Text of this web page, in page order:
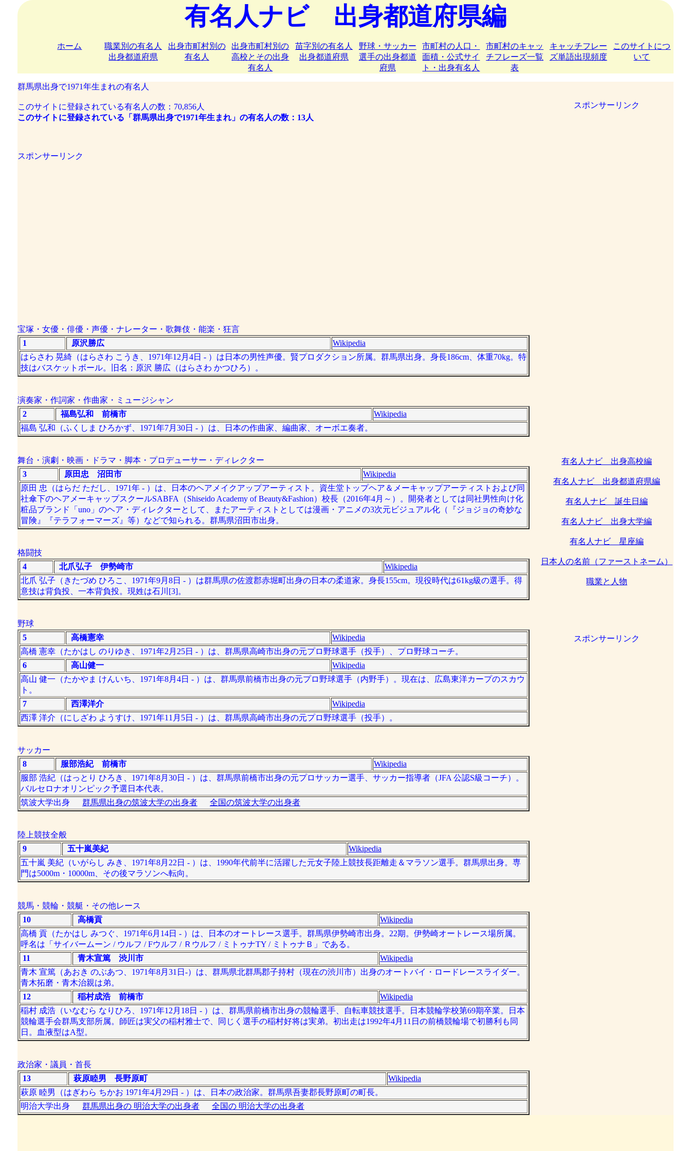
有名人ナビ 出身都道府県編
ホーム
職業別の有名人
出身都道府県
出身市町村別の
有名人
出身市町村別の
高校とその出身
有名人
苗字別の有名人
出身都道府県
野球・サッカー
選手の出身都道
府県
市町村の人口・
面積・公式サイ
ト・出身有名人
市町村のキャッ
チフレーズ一覧
表
キャッチフレー
ズ単語出現頻度
このサイトにつ
いて
群馬県出身で1971年生まれの有名人
このサイトに登録されている有名人の数：70,856人
このサイトに登録されている「群馬県出身で1971年生まれ」の有名人の数：13人
スポンサーリンク
宝塚・女優・俳優・声優・ナレーター・歌舞伎・能楽・狂言
1
原沢勝広
Wikipedia
はらさわ 晃綺（はらさわ こうき、1971年12月4日 - ）は日本の男性声優。賢プロダクション所属。群馬県出身。身長186cm、体重70kg。特
技はバスケットボール。旧名：原沢 勝広（はらさわ かつひろ）。
演奏家・作詞家・作曲家・ミュージシャン
2
福島弘和 前橋市
Wikipedia
福島 弘和（ふくしま ひろかず、1971年7月30日 - ）は、日本の作曲家、編曲家、オーボエ奏者。
舞台・演劇・映画・ドラマ・脚本・プロデューサー・ディレクター
3
原田忠 沼田市
Wikipedia
原田 忠（はらだ ただし、1971年 - ）は、日本のヘアメイクアップアーティスト。資生堂トップヘア＆メーキャップアーティストおよび同
社傘下のヘアメーキャップスクールSABFA（Shiseido Academy of Beauty&Fashion）校長（2016年4月～）。開発者としては同社男性向け化
粧品ブランド「uno」のヘア・ディレクターとして、またアーティストとしては漫画・アニメの3次元ビジュアル化（『ジョジョの奇妙な
冒険』『テラフォーマーズ』等）などで知られる。群馬県沼田市出身。
格闘技
4
北爪弘子 伊勢崎市
Wikipedia
北爪 弘子（きたづめ ひろこ、1971年9月8日 - ）は群馬県の佐渡郡赤堀町出身の日本の柔道家。身長155cm。現役時代は61kg級の選手。得
意技は背負投、一本背負投。現姓は石川[3]。
野球
5
高橋憲幸
Wikipedia
高橋 憲幸（たかはし のりゆき、1971年2月25日 - ）は、群馬県高崎市出身の元プロ野球選手（投手）、プロ野球コーチ。
6
高山健一
Wikipedia
高山 健一（たかやま けんいち、1971年8月4日 - ）は、群馬県前橋市出身の元プロ野球選手（内野手）。現在は、広島東洋カープのスカウ
ト。
7
西澤洋介
Wikipedia
西澤 洋介（にしざわ ようすけ、1971年11月5日 - ）は、群馬県高崎市出身の元プロ野球選手（投手）。
サッカー
8
服部浩紀 前橋市
Wikipedia
服部 浩紀（はっとり ひろき、1971年8月30日 - ）は、群馬県前橋市出身の元プロサッカー選手、サッカー指導者（JFA 公認S級コーチ）。
バルセロナオリンピック予選日本代表。
筑波大学出身 群馬県出身の筑波大学の出身者 全国の筑波大学の出身者
陸上競技全般
9
五十嵐美紀
Wikipedia
五十嵐 美紀（いがらし みき、1971年8月22日 - ）は、1990年代前半に活躍した元女子陸上競技長距離走＆マラソン選手。群馬県出身。専
門は5000m・10000m、その後マラソンへ転向。
競馬・競輪・競艇・その他レース
10
高橋貢
Wikipedia
高橋 貢（たかはし みつぐ、1971年6月14日 - ）は、日本のオートレース選手。群馬県伊勢崎市出身。22期。伊勢崎オートレース場所属。
呼名は「サイバームーン / ウルフ / Fウルフ / Ｒウルフ / ミトゥナTY / ミトゥナＢ」である。
11
青木宣篤 渋川市
Wikipedia
青木 宣篤（あおき のぶあつ、1971年8月31日-）は、群馬県北群馬郡子持村（現在の渋川市）出身のオートバイ・ロードレースライダー。
青木拓磨・青木治親は弟。
12
稲村成浩 前橋市
Wikipedia
稲村 成浩（いなむら なりひろ、1971年12月18日 - ）は、群馬県前橋市出身の競輪選手、自転車競技選手。日本競輪学校第69期卒業。日本
競輪選手会群馬支部所属。師匠は実父の稲村雅士で、同じく選手の稲村好将は実弟。初出走は1992年4月11日の前橋競輪場で初勝利も同
日。血液型はA型。
政治家・議員・首長
13
萩原睦男 長野原町
Wikipedia
萩原 睦男（はぎわら ちかお 1971年4月29日 - ）は、日本の政治家。群馬県吾妻郡長野原町の町長。
明治大学出身 群馬県出身の 明治大学の出身者 全国の 明治大学の出身者
スポンサーリンク
有名人ナビ 出身高校編
有名人ナビ 出身都道府県編
有名人ナビ 誕生日編
有名人ナビ 出身大学編
有名人ナビ 星座編
日本人の名前（ファーストネーム）
職業と人物
スポンサーリンク